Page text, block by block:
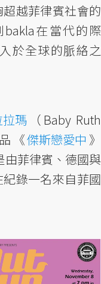
越菲律賓社會的
在當代的際
於全球的脈絡之
拉瑪 （Baby Ruth
《傑斯戀愛中 》
由菲律賓、德國與
錄一名來自菲國